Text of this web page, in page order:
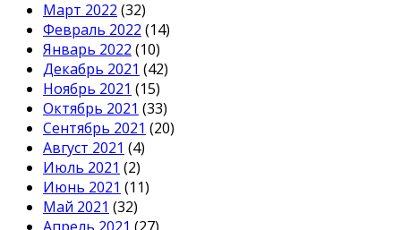
Март 2022 (32)
Февраль 2022 (14)
Январь 2022 (10)
Декабрь 2021 (42)
Ноябрь 2021 (15)
Октябрь 2021 (33)
Сентябрь 2021 (20)
Август 2021 (4)
Июль 2021 (2)
Июнь 2021 (11)
Май 2021 (32)